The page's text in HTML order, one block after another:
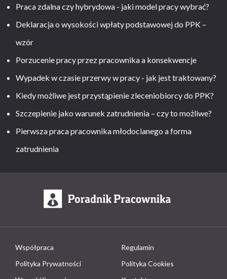
Praca zdalna czy hybrydowa - jaki model pracy wybrać?
Deklaracja o wysokości wpłaty podstawowej do PPK –
wzór
Porzucenie pracy przez pracownika a konsekwencje
Wypadek w czasie przerwy w pracy - jak jest traktowany?
Kiedy możliwe jest przystąpienie zleceniobiorcy do PPK?
Szczepienie jako warunek zatrudnienia – czy to możliwe?
Pierwsza praca pracownika młodocianego a forma
zatrudnienia
Współpraca
Regulamin
Polityka Prywatności
Polityka Cookies